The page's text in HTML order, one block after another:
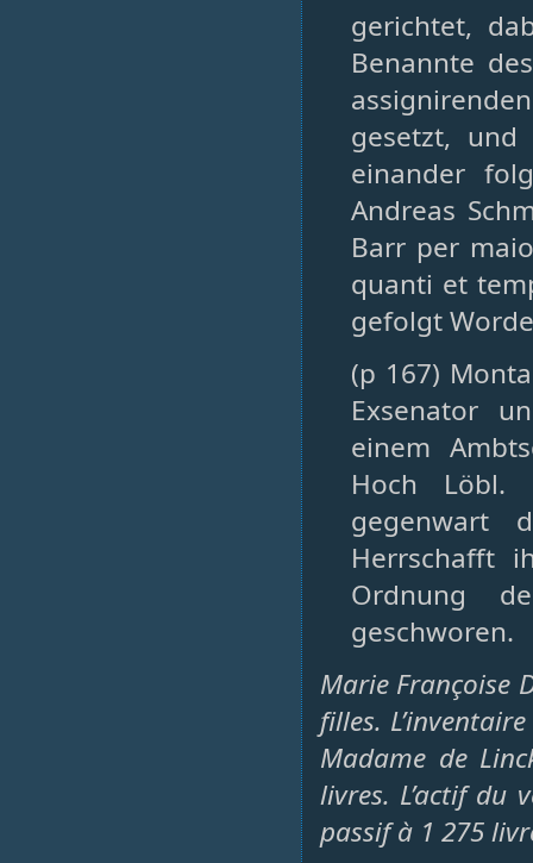
gerichtet,
Benannte
gesetzt,
einander
Andreas
Barr per
quanti et
gefolgt
(p 167)
Exsenator
einem
Hoch Löbl.
gegenwart
Herrschafft
Ordnung
geschworen.
Marie Françoise
filles.
Madame de
livres. L’actif du
passif à 1 275